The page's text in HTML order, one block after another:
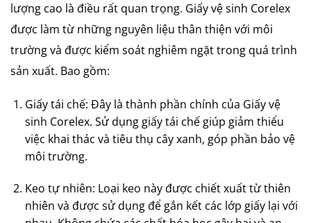
lượng cao là điều rất quan trọng. Giấy vệ sinh Corelex
được làm từ những nguyên liệu thân thiện với môi
trường và được kiểm soát nghiêm ngặt trong quá trình
sản xuất. Bao gồm:
Giấy tái chế: Đây là thành phần chính của Giấy vệ
sinh Corelex. Sử dụng giấy tái chế giúp giảm thiểu
việc khai thác và tiêu thụ cây xanh, góp phần bảo vệ
môi trường.
Keo tự nhiên: Loại keo này được chiết xuất từ thiên
nhiên và được sử dụng để gắn kết các lớp giấy lại với